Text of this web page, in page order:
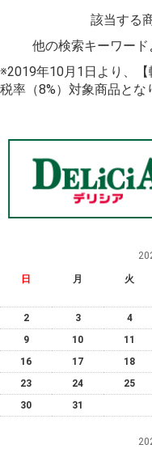
該当する
他の検索キーワード
※2019年10月1日より、
税率（8%）対象商品とな
日 月 火
2
3 4
9
10 11
16
17 18
23
24 25
30
31